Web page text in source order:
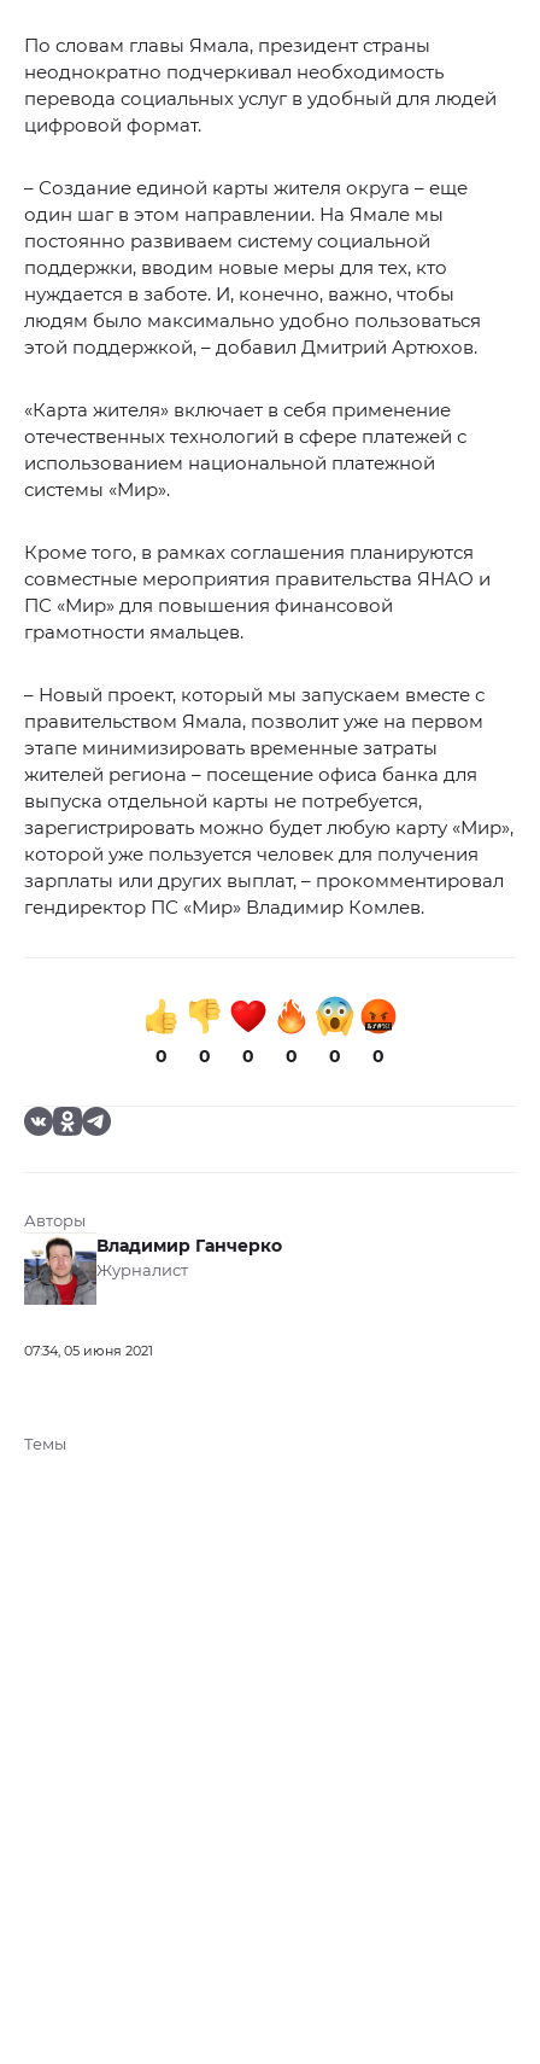
По словам главы Ямала, президент страны
неоднократно подчеркивал необходимость
перевода социальных услуг в удобный для людей
цифровой формат.
– Создание единой карты жителя округа – еще
один шаг в этом направлении. На Ямале мы
постоянно развиваем систему социальной
поддержки, вводим новые меры для тех, кто
нуждается в заботе. И, конечно, важно, чтобы
людям было максимально удобно пользоваться
этой поддержкой, – добавил Дмитрий Артюхов.
«Карта жителя» включает в себя применение
отечественных технологий в сфере платежей с
использованием национальной платежной
системы «Мир».
Кроме того, в рамках соглашения планируются
совместные мероприятия правительства ЯНАО и
ПС «Мир» для повышения финансовой
грамотности ямальцев.
– Новый проект, который мы запускаем вместе с
правительством Ямала, позволит уже на первом
этапе минимизировать временные затраты
жителей региона – посещение офиса банка для
выпуска отдельной карты не потребуется,
зарегистрировать можно будет любую карту «Мир»,
которой уже пользуется человек для получения
зарплаты или других выплат, – прокомментировал
гендиректор ПС «Мир» Владимир Комлев.
0 0 0 0 0 0
Авторы
Владимир Ганчерко
Журналист
07:34, 05 июня 2021
Темы